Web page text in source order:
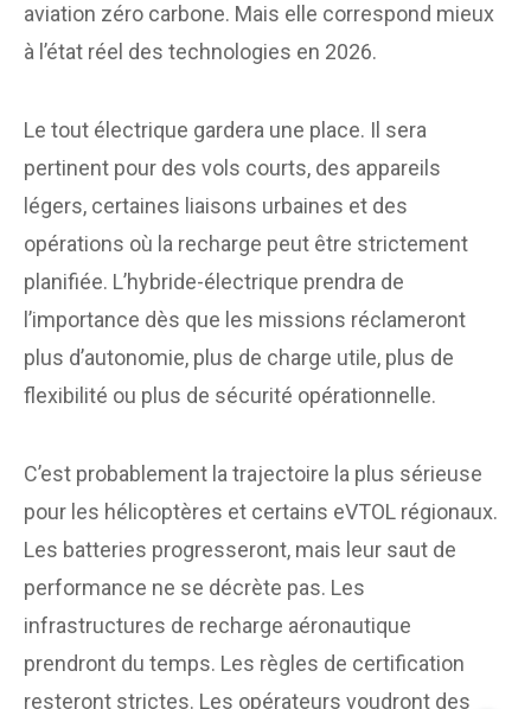
aviation zéro carbone. Mais elle correspond mieux
à l’état réel des technologies en 2026.
Le tout électrique gardera une place. Il sera
pertinent pour des vols courts, des appareils
légers, certaines liaisons urbaines et des
opérations où la recharge peut être strictement
planifiée. L’hybride-électrique prendra de
l’importance dès que les missions réclameront
plus d’autonomie, plus de charge utile, plus de
flexibilité ou plus de sécurité opérationnelle.
C’est probablement la trajectoire la plus sérieuse
pour les hélicoptères et certains eVTOL régionaux.
Les batteries progresseront, mais leur saut de
performance ne se décrète pas. Les
infrastructures de recharge aéronautique
prendront du temps. Les règles de certification
resteront strictes. Les opérateurs voudront des